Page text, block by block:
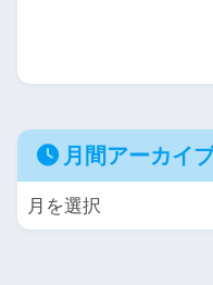
月間アーカイ